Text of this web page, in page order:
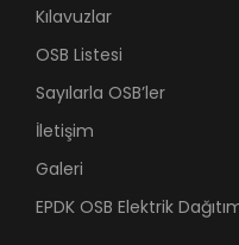
Kılavuzlar
OSB Listesi
Sayılarla OSB’ler
İletişim
Galeri
EPDK OSB Elektrik